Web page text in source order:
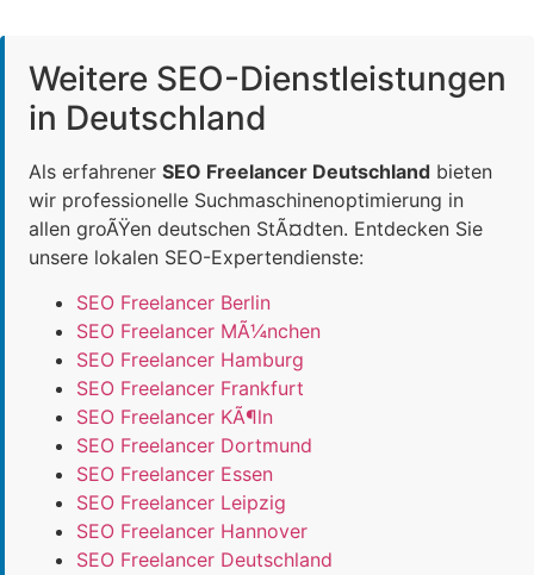
Weitere SEO-Dienstleistungen
in Deutschland
Als erfahrener SEO Freelancer Deutschland bieten
wir professionelle Suchmaschinenoptimierung in
allen groÃŸen deutschen StÃ¤dten. Entdecken Sie
unsere lokalen SEO-Expertendienste:
SEO Freelancer Berlin
SEO Freelancer MÃ¼nchen
SEO Freelancer Hamburg
SEO Freelancer Frankfurt
SEO Freelancer KÃ¶ln
SEO Freelancer Dortmund
SEO Freelancer Essen
SEO Freelancer Leipzig
SEO Freelancer Hannover
SEO Freelancer Deutschland